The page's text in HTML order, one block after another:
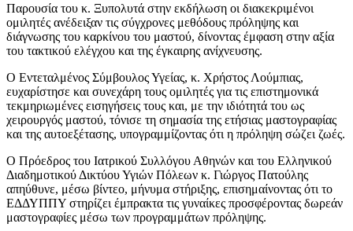
Παρουσία του κ. Ξυπολυτά στην εκδήλωση οι διακεκριμένοι
ομιλητές ανέδειξαν τις σύγχρονες μεθόδους πρόληψης και
διάγνωσης του καρκίνου του μαστού, δίνοντας έμφαση στην αξία
του τακτικού ελέγχου και της έγκαιρης ανίχνευσης.
Ο Εντεταλμένος Σύμβουλος Υγείας, κ. Χρήστος Λούμπιας,
ευχαρίστησε και συνεχάρη τους ομιλητές για τις επιστημονικά
τεκμηριωμένες εισηγήσεις τους και, με την ιδιότητά του ως
χειρουργός μαστού, τόνισε τη σημασία της ετήσιας μαστογραφίας
και της αυτοεξέτασης, υπογραμμίζοντας ότι η πρόληψη σώζει ζωές.
Ο Πρόεδρος του Ιατρικού Συλλόγου Αθηνών και του Ελληνικού
Διαδημοτικού Δικτύου Υγιών Πόλεων κ. Γιώργος Πατούλης
απηύθυνε, μέσω βίντεο, μήνυμα στήριξης, επισημαίνοντας ότι το
ΕΔΔΥΠΠΥ στηρίζει έμπρακτα τις γυναίκες προσφέροντας δωρεάν
μαστογραφίες μέσω των προγραμμάτων πρόληψης.